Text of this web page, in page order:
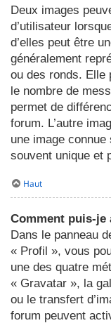
Deux images
d’utilisateur
d’elles peut être
généralement
ou des ronds. Elle
le nombre de
permet de
forum. L’autre
une image connue
souvent unique et
Haut
Comment puis-je
Dans le panneau
« Profil », vous
une des quatre
« Gravatar », la
ou le transfert
forum peuvent